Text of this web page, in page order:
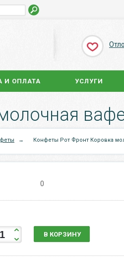
И ОПЛАТА УСЛУГИ
→ Конфеты Рот Фронт Коровка
0
В КОРЗИНУ